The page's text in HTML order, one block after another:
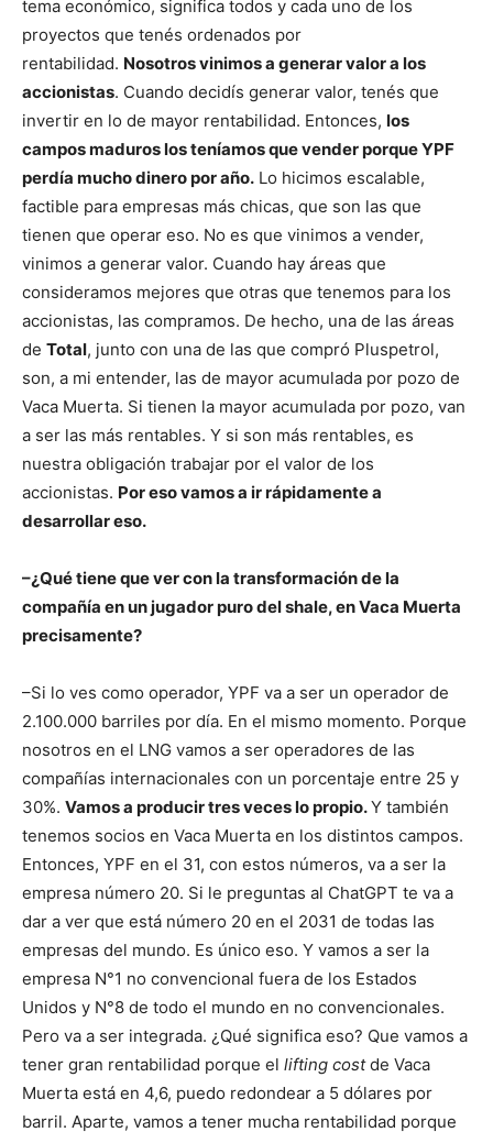
tema económico, significa todos y cada uno de los
proyectos que tenés ordenados por
rentabilidad. Nosotros vinimos a generar valor a los
accionistas. Cuando decidís generar valor, tenés que
invertir en lo de mayor rentabilidad. Entonces, los
campos maduros los teníamos que vender porque YPF
perdía mucho dinero por año. Lo hicimos escalable,
factible para empresas más chicas, que son las que
tienen que operar eso. No es que vinimos a vender,
vinimos a generar valor. Cuando hay áreas que
consideramos mejores que otras que tenemos para los
accionistas, las compramos. De hecho, una de las áreas
de Total, junto con una de las que compró Pluspetrol,
son, a mi entender, las de mayor acumulada por pozo de
Vaca Muerta. Si tienen la mayor acumulada por pozo, van
a ser las más rentables. Y si son más rentables, es
nuestra obligación trabajar por el valor de los
accionistas. Por eso vamos a ir rápidamente a
desarrollar eso.
–¿Qué tiene que ver con la transformación de la
compañía en un jugador puro del shale, en Vaca Muerta
precisamente?
–Si lo ves como operador, YPF va a ser un operador de
2.100.000 barriles por día. En el mismo momento. Porque
nosotros en el LNG vamos a ser operadores de las
compañías internacionales con un porcentaje entre 25 y
30%. Vamos a producir tres veces lo propio.Y también
tenemos socios en Vaca Muerta en los distintos campos.
Entonces, YPF en el 31, con estos números, va a ser la
empresa número 20. Si le preguntas al ChatGPT te va a
dar a ver que está número 20 en el 2031 de todas las
empresas del mundo. Es único eso. Y vamos a ser la
empresa N°1 no convencional fuera de los Estados
Unidos y N°8 de todo el mundo en no convencionales.
Pero va a ser integrada. ¿Qué significa eso? Que vamos a
tener gran rentabilidad porque el lifting costde Vaca
Muerta está en 4,6, puedo redondear a 5 dólares por
barril. Aparte, vamos a tener mucha rentabilidad porque